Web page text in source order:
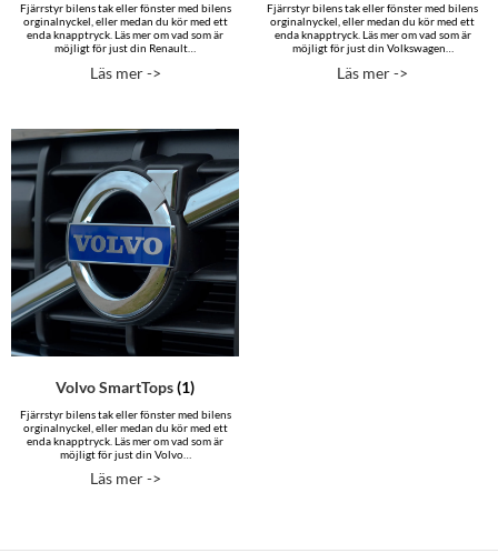
Fjärrstyr bilens tak eller fönster med bilens
orginalnyckel, eller medan du kör med ett
enda knapptryck. Läs mer om vad som är
möjligt för just din Renault…
Läs mer ->
Fjärrstyr bilens tak eller fönster med bilens
orginalnyckel, eller medan du kör med ett
enda knapptryck. Läs mer om vad som är
möjligt för just din Volkswagen…
Läs mer ->
Volvo SmartTops(1)
Fjärrstyr bilens tak eller fönster med bilens
orginalnyckel, eller medan du kör med ett
enda knapptryck. Läs mer om vad som är
möjligt för just din Volvo…
Läs mer ->